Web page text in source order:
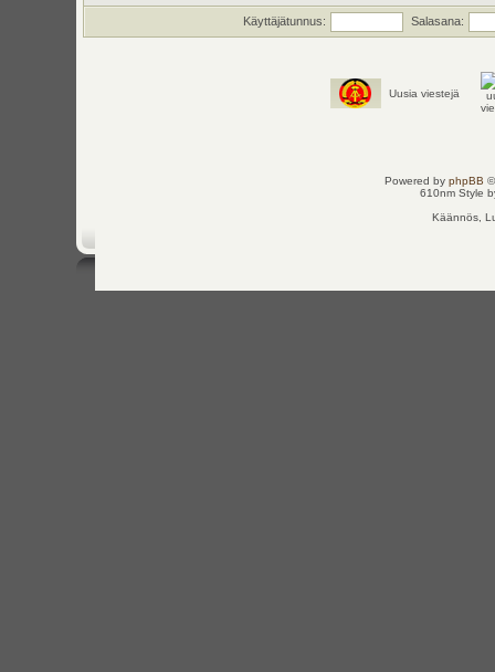
Käyttäjätunnus: Salasana:
Uusia viestejä
Powered by phpBB
610nm Style
Käännös,